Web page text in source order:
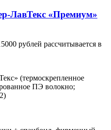
ЛавТекс «Премиум»
рублей рассчитывается в
(термоскрепленное
ПЭ волокно;